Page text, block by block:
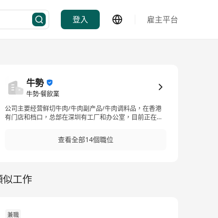
登入 雇主平台
牛勢
牛勢·餐飲業
公司主要经营鲜切牛肉/牛肉副产品/牛肉调料品，在香港
有门店和档口，总部在深圳有工厂和办公室，目前正在快
查看全部14個職位
似工作
兼職